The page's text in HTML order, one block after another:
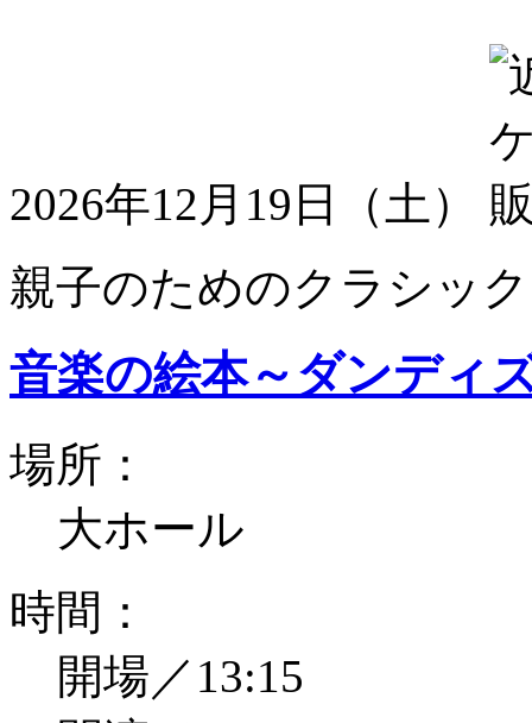
2026年12月19日（土）
親子のためのクラシッ
音楽の絵本～ダンディ
場所：
大ホール
時間：
開場／13:15